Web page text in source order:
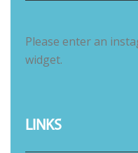
Please enter an
widget.
LINKS